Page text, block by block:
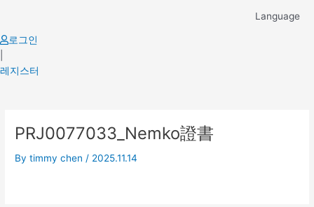
content
Language
로그인
레지스터
PRJ0077033_Nemko證書
Bytimmy chen / 2025.11.14
navigation